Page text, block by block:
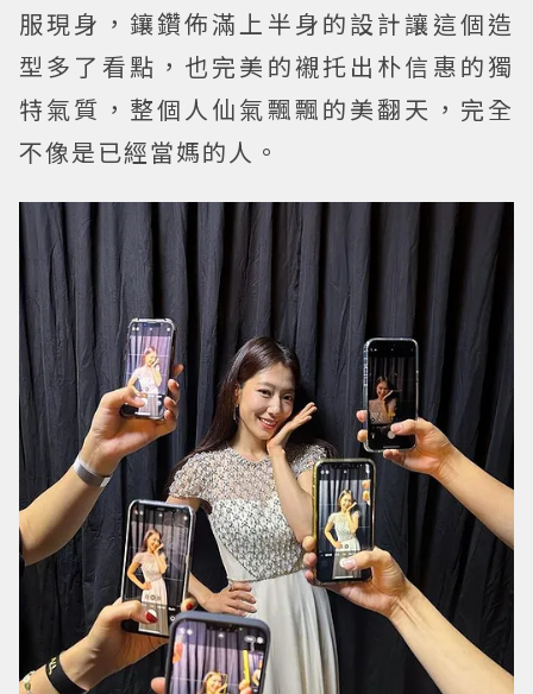
服現身，鑲鑽佈滿上半身的設計讓這個造
型多了看點，也完美的襯托出朴信惠的獨
特氣質，整個人仙氣飄飄的美翻天，完全
不像是已經當媽的人。